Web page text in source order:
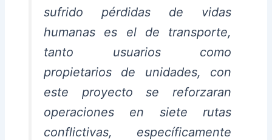
sufrido pérdidas de vidas
humanas es el de transporte,
tanto usuarios como
propietarios de unidades, con
este proyecto se reforzaran
operaciones en siete rutas
conflictivas, específicamente